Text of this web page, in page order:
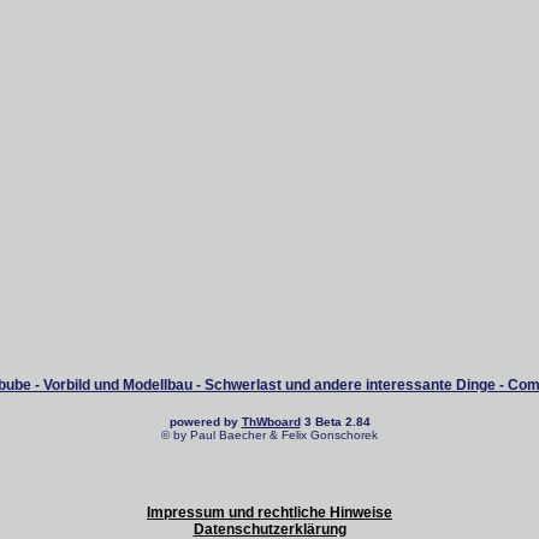
- Vorbild und Modellbau - Schwerlast und andere interessante Dinge -
powered by ThWboard3 Beta 2.84
© by Paul Baecher & Felix Gonschorek
Impressum und rechtliche Hinweise
Datenschutzerklärung